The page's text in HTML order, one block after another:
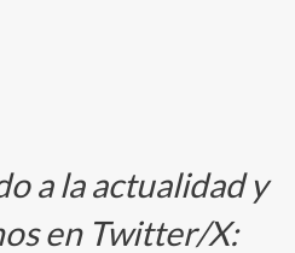
a la actualidad y
en Twitter/X: